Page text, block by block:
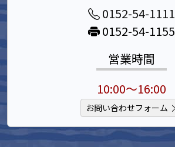
0152-54-1111
0152-54-1155
営業時間
10:00～16:00
お問い合わせフォーム